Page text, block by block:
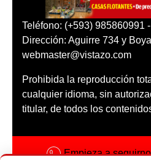
Teléfono: (+593) 985860991 -
Dirección: Aguirre 734 y
webmaster@vistazo.com
Prohibida la reproducción
cualquier idioma, sin
titular, de todos los
Empieza a